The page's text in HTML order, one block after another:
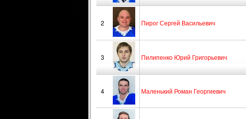
2 Пирог Сергей Васильевич
3 Пилипенко Юрий Григорьевич
4 Маленький Роман Георгиевич